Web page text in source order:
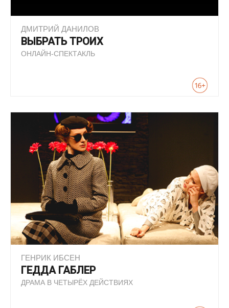
ДМИТРИЙ ДАНИЛОВ
ВЫБРАТЬ ТРОИХ
ОНЛАЙН-СПЕКТАКЛЬ
ГЕНРИК ИБСЕН
ГЕДДА ГАБЛЕР
ДРАМА В ЧЕТЫРЁХ ДЕЙСТВИЯХ